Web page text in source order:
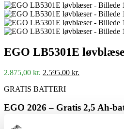
EGO LB5301E
2.875,00kr. Den
pris
2.875,00 kr..
2.595,00 kr.
2.595,00 kr..
GRATIS BATTERI
EGO 2026 – Gratis 2,5 Ah-
Der medfølger 1 stk. EGO 2,5 Ah-